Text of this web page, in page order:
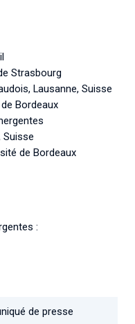
Strasbourg
Lausanne, Suisse
Bordeaux
Suisse
de Bordeaux
:
de presse